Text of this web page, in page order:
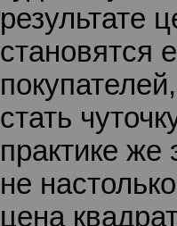
результате
становятся
стать
практике же
не
цена